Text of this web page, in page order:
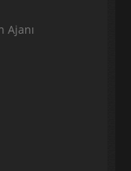
Ajanı